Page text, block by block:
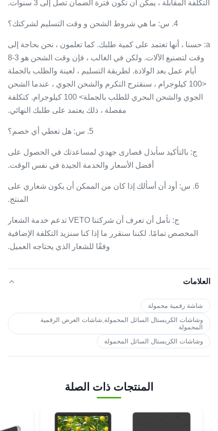
التكلفة المقابلة ، يمكن أن تكون فترة الضمان تصل إلى 3 سنوات.
4. س: ما هي شروط الشحن و وقت التسليم لشركتك؟
a: حسنا ، أنها تعتمد على كمية طلبك. كما تعلمون ، نحن بحاجة إلى
وقت لتصنيع الآلات. ولكن في الغالب ، فإن وقت الشحن هو 3-8
أيام عمل بعد الولادة. لطريقة التسليم ، لعينة والطلب بالجملة
<100 كيلوجرام ، سنقترح التكرم والشحن الجوي ، عندما الشحن
الجوي والشحن البحري للطلب بالجملة> 100 كيلوجرام. كتكلفة
مفصلة ، ذلك يعتمد على طلبك النهائي.
5. س: هل تعطي أي خصم؟
ج: بالتأكيد سأبذل قصارى جهدي لمساعدتك في الحصول على
أفضل الأسعار والخدمة الجيدة في نفس الوقت.
6. س: أود أن أسألك إذا كان من الممكن أن يكون شعاري على
المنتج.
ج: نأمل أن تعرف أن شركتنا VETO تدعم خدمة الشعار
المخصص تمامًا. لكننا سنقرر ما إذا كنا سنزيد التكلفة الإضافية
وفقًا للشعار الذي يحتاجه العميل.
العلامات
شاشة رقمية محمولة
وشاشات الكريستال السائل المحمولة,شاشات العرض الرقمية
المحمولة
وشاشات الكريستال السائل المحمولة
المنتجات ذات الصلة